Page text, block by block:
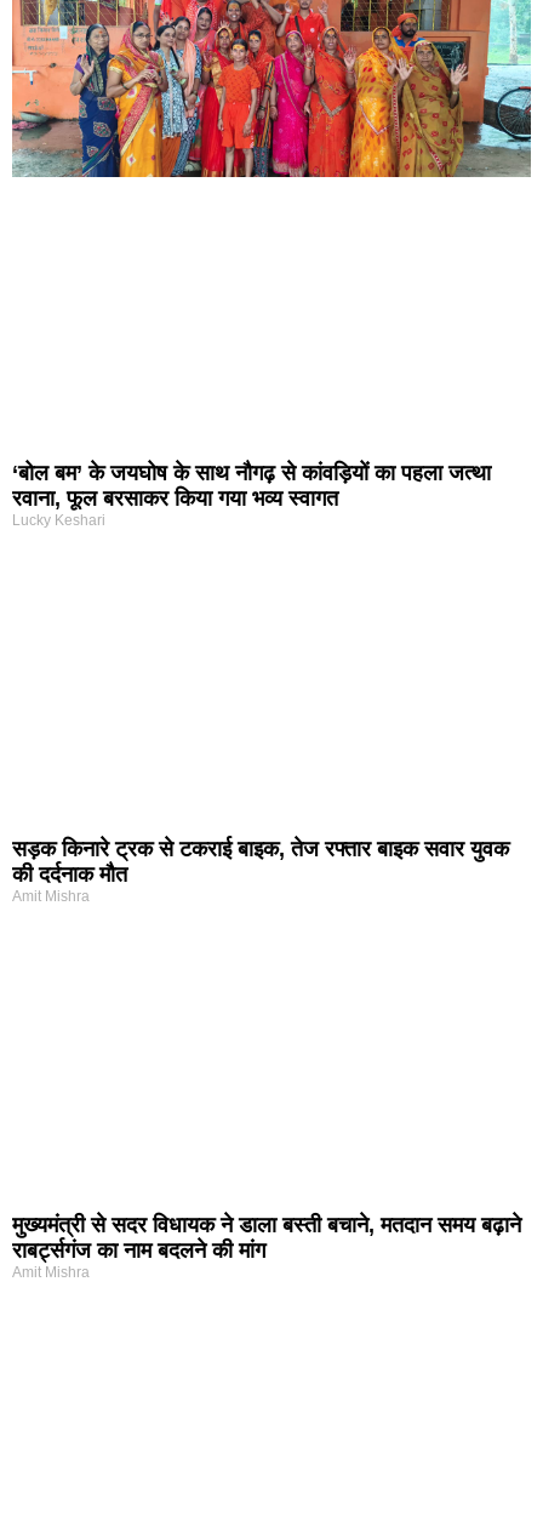
‘बोल बम’ के जयघोष के साथ नौगढ़ से कांवड़ियों का पहला जत्था
रवाना, फूल बरसाकर किया गया भव्य स्वागत
Lucky Keshari
सड़क किनारे ट्रक से टकराई बाइक, तेज रफ्तार बाइक सवार युवक
की दर्दनाक मौत
Amit Mishra
मुख्यमंत्री से सदर विधायक ने डाला बस्ती बचाने, मतदान समय बढ़ाने
राबर्ट्सगंज का नाम बदलने की मांग
Amit Mishra